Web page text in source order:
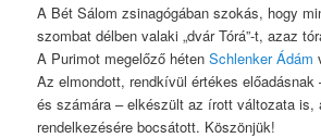
A Bét Sálom zsinagógában szokás, hogy
szombat délben valaki „dvár Tórá”-t, azaz
A Purimot megelőző hétenSchlenker Ádám
Az elmondott, rendkívül értékes előadásnak
és számára – elkészült az írott változata is,
rendelkezésére bocsátott. Köszönjük!